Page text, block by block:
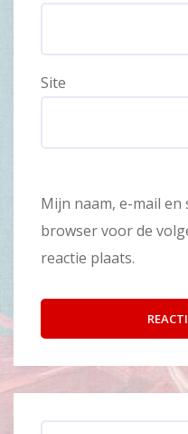
Site
Mijn naam, e-mail en
browser voor de
reactie plaats.